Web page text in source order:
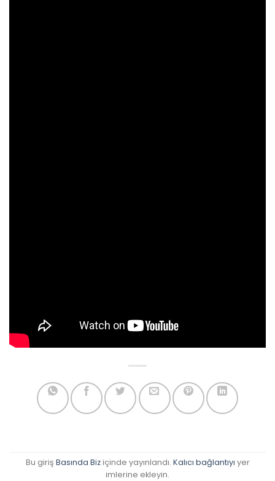
Bu giriş Basında Biziçinde yayınlandı. Kalıcı bağlantıyı yer
imlerine ekleyin.